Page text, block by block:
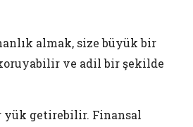
almak, size büyük bir
ve adil bir şekilde
yük getirebilir. Finansal